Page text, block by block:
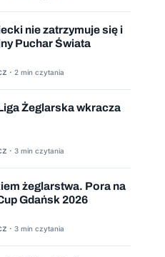
nie zatrzymuje się i
Puchar Świata
· 2 min czytania
Żeglarska wkracza
· 3 min czytania
żeglarstwa. Pora na
Gdańsk 2026
· 3 min czytania